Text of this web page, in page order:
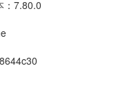
：7.80.0